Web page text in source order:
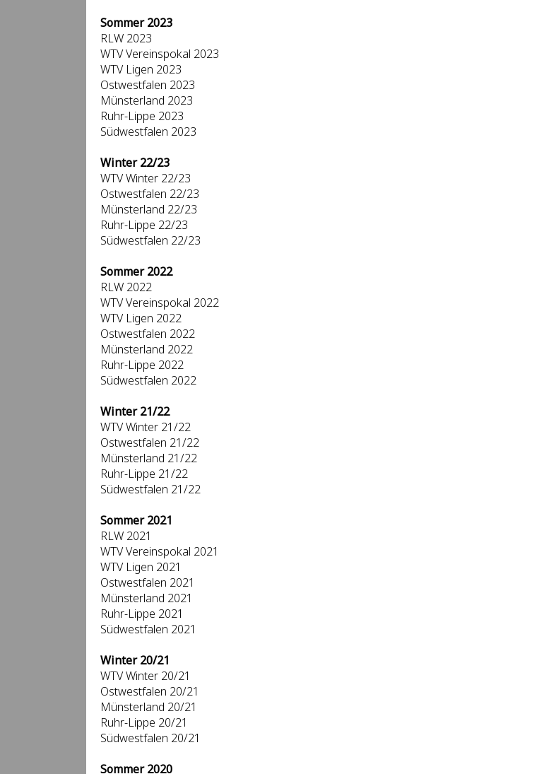
Sommer 2023
RLW 2023
WTV Vereinspokal 2023
WTV Ligen 2023
Ostwestfalen 2023
Münsterland 2023
Ruhr-Lippe 2023
Südwestfalen 2023
Winter 22/23
WTV Winter 22/23
Ostwestfalen 22/23
Münsterland 22/23
Ruhr-Lippe 22/23
Südwestfalen 22/23
Sommer 2022
RLW 2022
WTV Vereinspokal 2022
WTV Ligen 2022
Ostwestfalen 2022
Münsterland 2022
Ruhr-Lippe 2022
Südwestfalen 2022
Winter 21/22
WTV Winter 21/22
Ostwestfalen 21/22
Münsterland 21/22
Ruhr-Lippe 21/22
Südwestfalen 21/22
Sommer 2021
RLW 2021
WTV Vereinspokal 2021
WTV Ligen 2021
Ostwestfalen 2021
Münsterland 2021
Ruhr-Lippe 2021
Südwestfalen 2021
Winter 20/21
WTV Winter 20/21
Ostwestfalen 20/21
Münsterland 20/21
Ruhr-Lippe 20/21
Südwestfalen 20/21
Sommer 2020